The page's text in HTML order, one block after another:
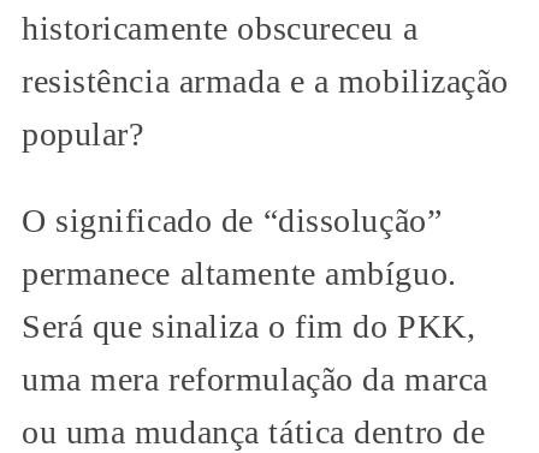
historicamente obscureceu a
resistência armada e a mobilização
popular?
O significado de “dissolução”
permanece altamente ambíguo.
Será que sinaliza o fim do PKK,
uma mera reformulação da marca
ou uma mudança tática dentro de